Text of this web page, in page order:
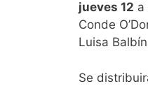
jueves 12 a
Conde
Luisa
Se